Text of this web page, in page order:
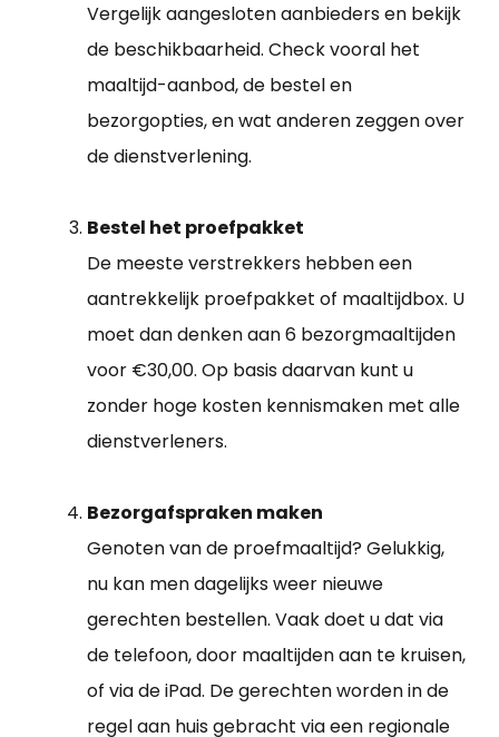
Vergelijk aangesloten aanbieders en bekijk
de beschikbaarheid. Check vooral het
maaltijd-aanbod, de bestel en
bezorgopties, en wat anderen zeggen over
de dienstverlening.
Bestel het proefpakket
De meeste verstrekkers hebben een
aantrekkelijk proefpakket of maaltijdbox. U
moet dan denken aan 6 bezorgmaaltijden
voor €30,00. Op basis daarvan kunt u
zonder hoge kosten kennismaken met alle
dienstverleners.
Bezorgafspraken maken
Genoten van de proefmaaltijd? Gelukkig,
nu kan men dagelijks weer nieuwe
gerechten bestellen. Vaak doet u dat via
de telefoon, door maaltijden aan te kruisen,
of via de iPad. De gerechten worden in de
regel aan huis gebracht via een regionale